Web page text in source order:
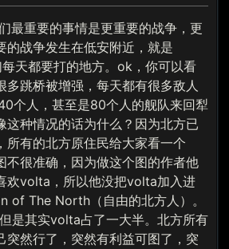
最重要的事情是更重要的战争，更
的战争发生在低安附近，就是
天都要打的地方。ok，你可以看
多跳桥被增强，每天都有很多敌人
个人，甚至是80个人的舰队来回犁
这种情况的话为什么？因为北方已
所有的北方原住民给大家看一个
不很准确，因为做这个图的作者他
欢volta，所以他没把volta加入进
of The North（自由的北方人）。
是其实volta占了一大半。北方所有
突然行了，突然有利益可图了，突